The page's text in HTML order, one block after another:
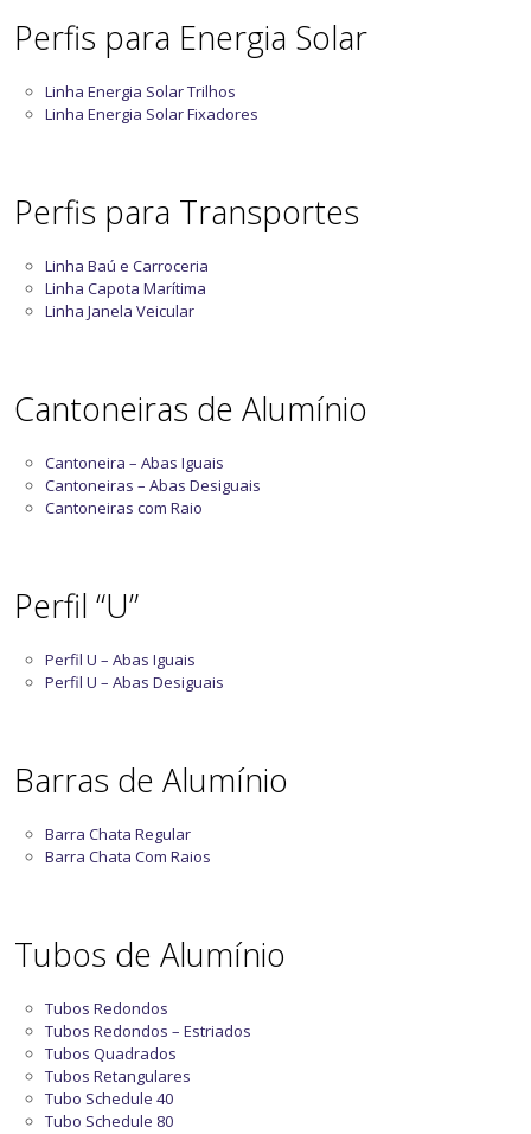
Perfis para Energia Solar
Linha Energia Solar Trilhos
Linha Energia Solar Fixadores
Perfis para Transportes
Linha Baú e Carroceria
Linha Capota Marítima
Linha Janela Veicular
Cantoneiras de Alumínio
Cantoneira – Abas Iguais
Cantoneiras – Abas Desiguais
Cantoneiras com Raio
Perfil “U”
Perfil U – Abas Iguais
Perfil U – Abas Desiguais
Barras de Alumínio
Barra Chata Regular
Barra Chata Com Raios
Tubos de Alumínio
Tubos Redondos
Tubos Redondos – Estriados
Tubos Quadrados
Tubos Retangulares
Tubo Schedule 40
Tubo Schedule 80